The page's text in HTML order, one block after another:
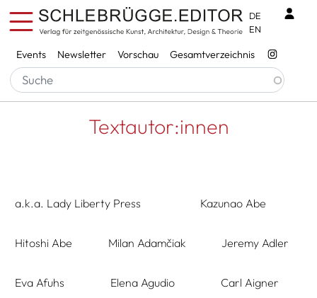
Direkt zum Inhalt
Services
Events Newsletter Vorschau Gesamtverzeichnis
DE
EN
Pfadnavigation
Startseite Textautor:innen
Textautor:innen
a.k.a. Lady Liberty Press Kazunao Abe
Hitoshi Abe Milan Adamčiak Jeremy Adler
Eva Afuhs Elena Agudio Carl Aigner